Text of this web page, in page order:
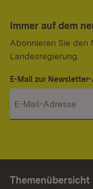
Immer auf dem
Abonnieren Sie den
Landesregierung.
E-Mail zur
Themenübersicht